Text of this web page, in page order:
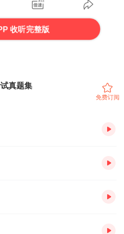
收听完整版
真题集
免费订阅